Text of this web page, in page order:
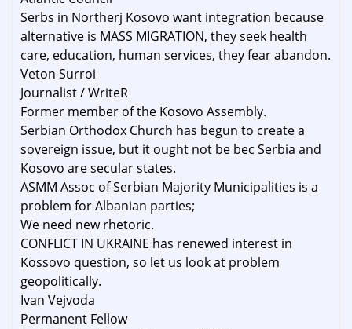
Serbs in Northerj Kosovo want integration because
alternative is MASS MIGRATION, they seek health
care, education, human services, they fear abandon.
Veton Surroi
Journalist / WriteR
Former member of the Kosovo Assembly.
Serbian Orthodox Church has begun to create a
sovereign issue, but it ought not be bec Serbia and
Kosovo are secular states.
ASMM Assoc of Serbian Majority Municipalities is a
problem for Albanian parties;
We need new rhetoric.
CONFLICT IN UKRAINE has renewed interest in
Kossovo question, so let us look at problem
geopolitically.
Ivan Vejvoda
Permanent Fellow